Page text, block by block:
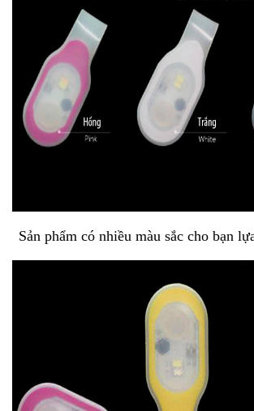
Sản phẩm có nhiều màu sắc cho bạn